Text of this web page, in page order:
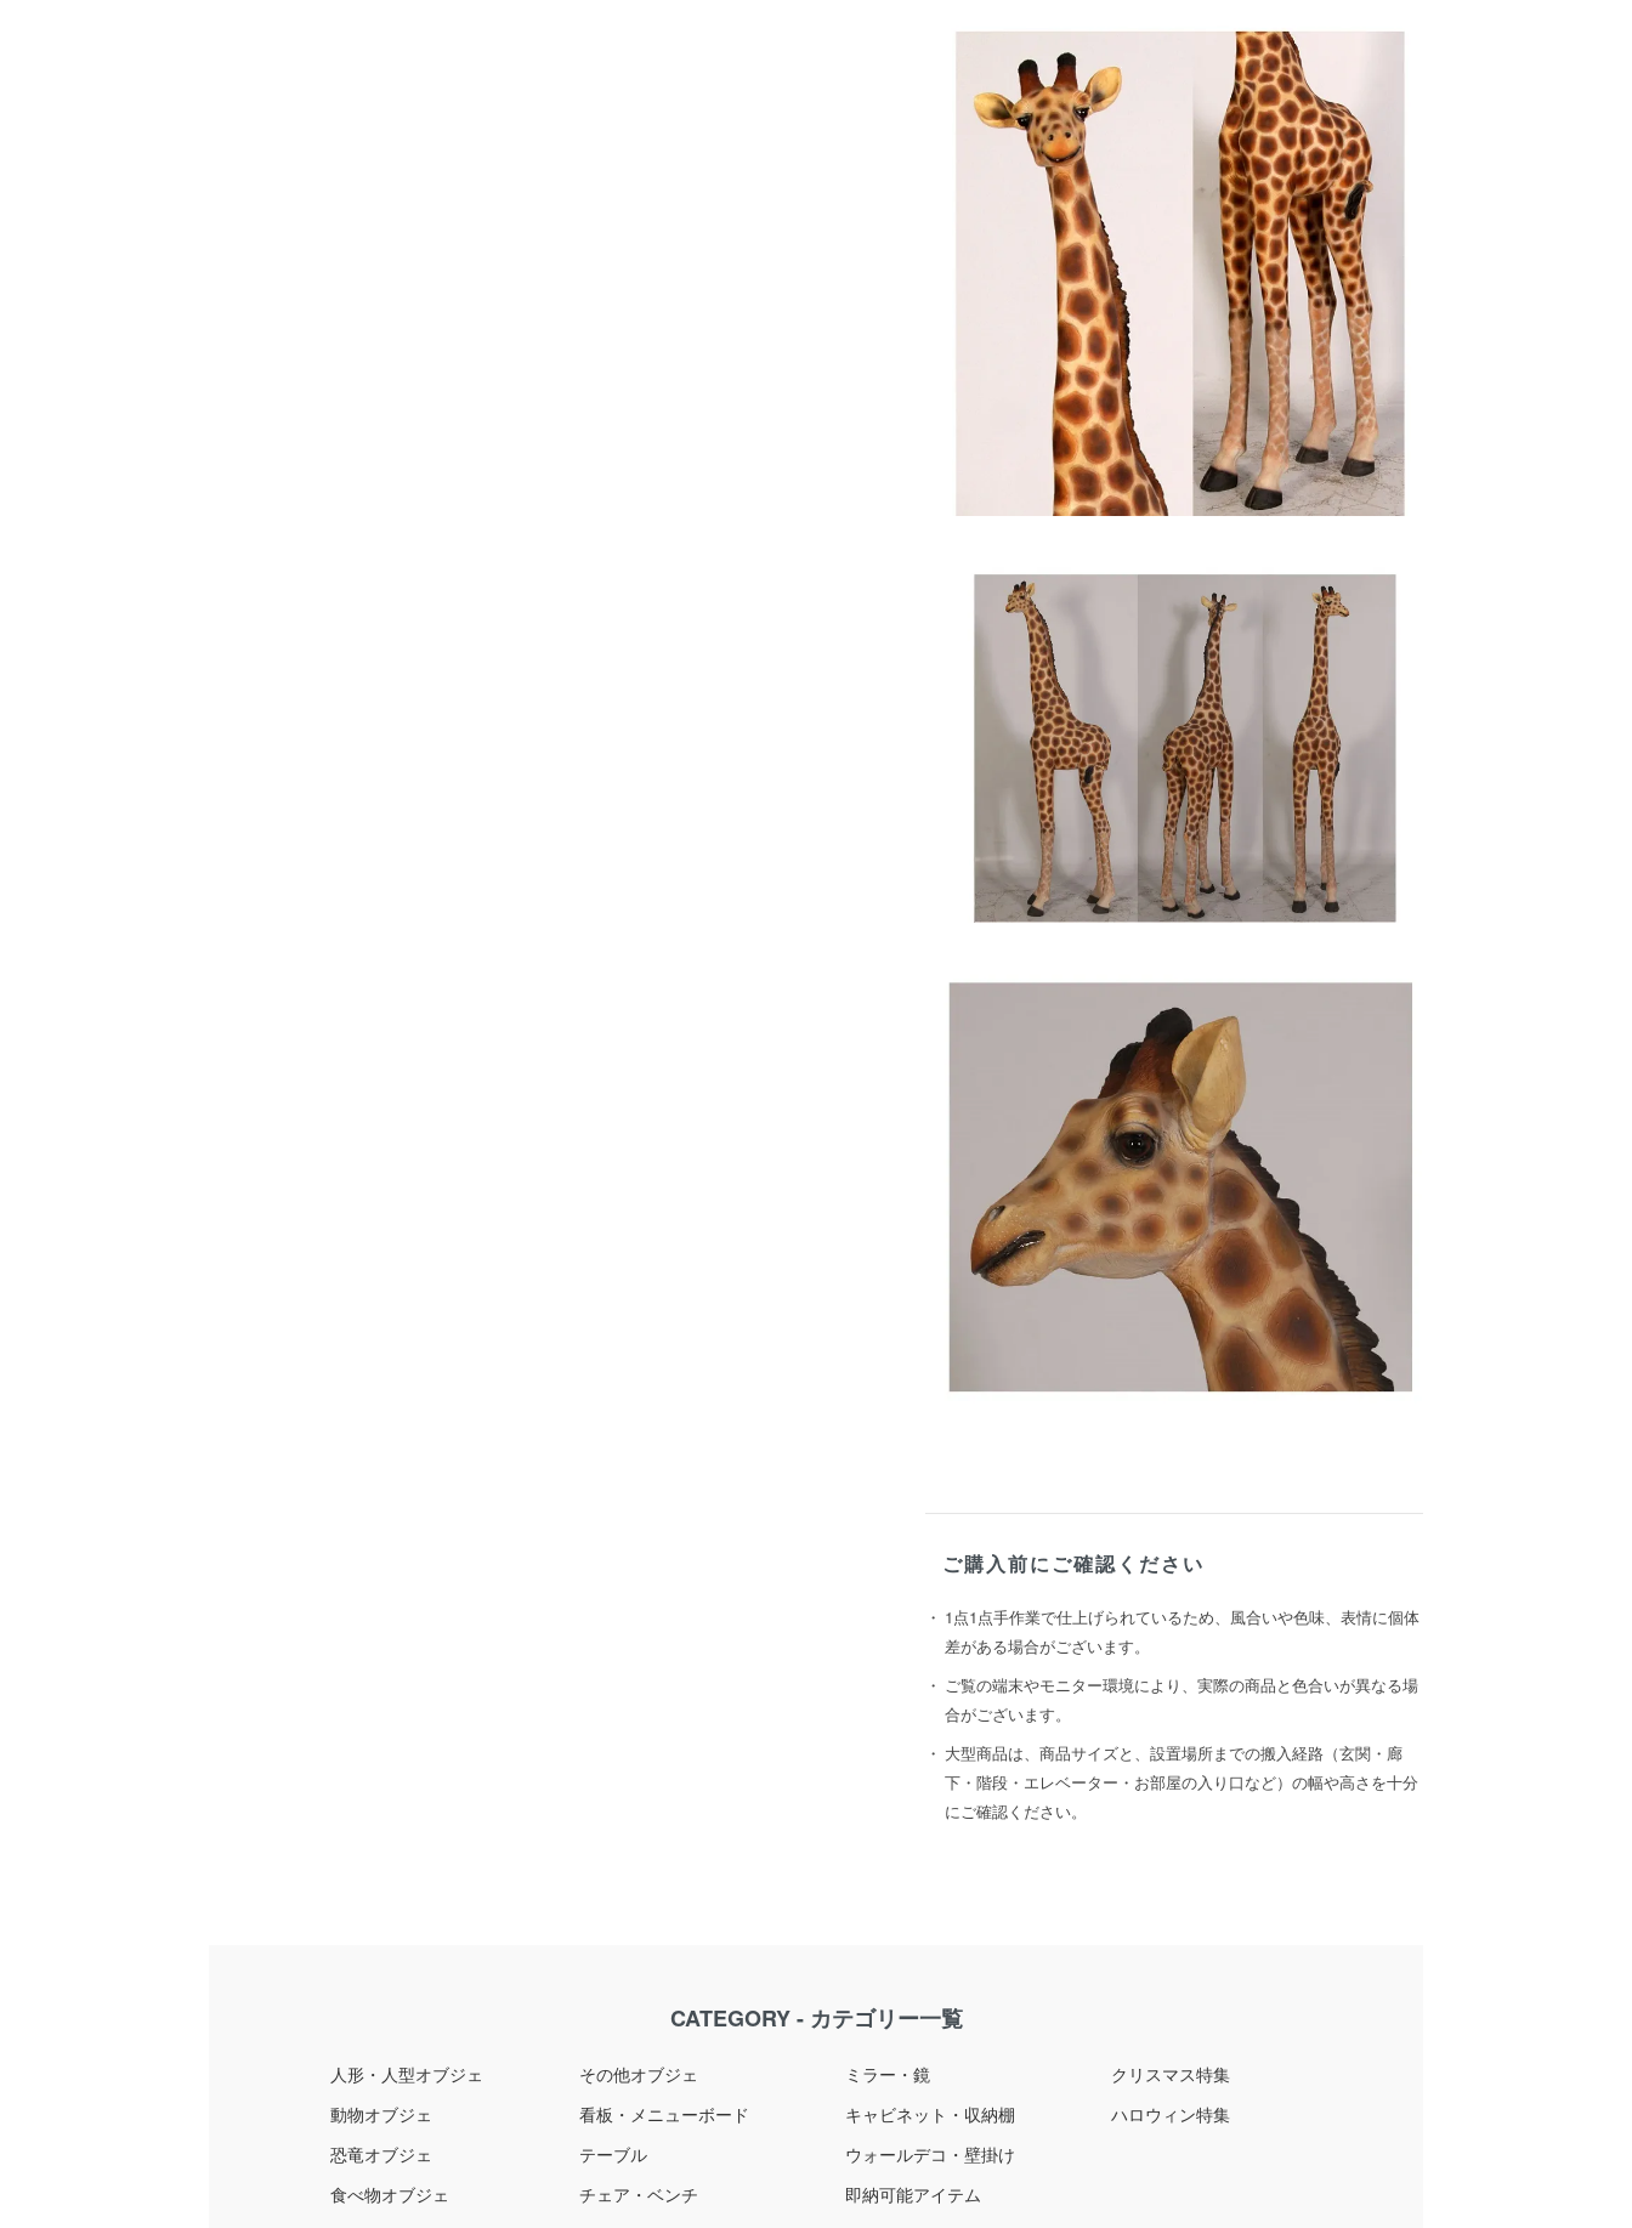
ご購入前にご確認ください
1点1点手作業で仕上げられているため、風合いや色味、表情に個体
差がある場合がございます。
ご覧の端末やモニター環境により、実際の商品と色合いが異なる場
合がございます。
大型商品は、商品サイズと、設置場所までの搬入経路（玄関・廊
下・階段・エレベーター・お部屋の入り口など）の幅や高さを十分
にご確認ください。
CATEGORY - カテゴリー一覧
人形・人型オブジェ
動物オブジェ
恐竜オブジェ
食べ物オブジェ
その他オブジェ
看板・メニューボード
テーブル
チェア・ベンチ
ミラー・鏡
キャビネット・収納棚
ウォールデコ・壁掛け
即納可能アイテム
クリスマス特集
ハロウィン特集